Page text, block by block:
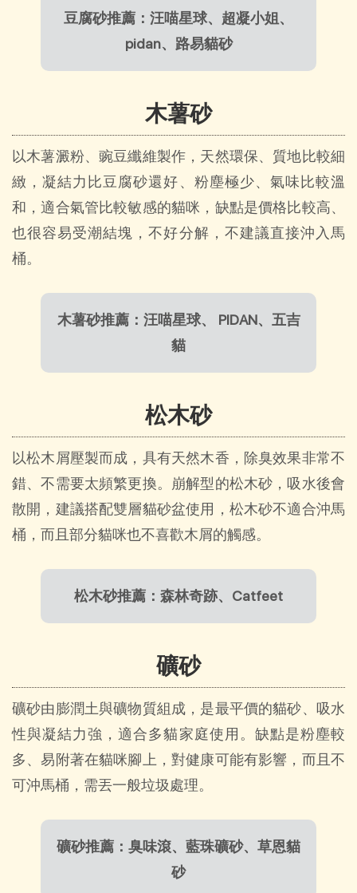
豆腐砂推薦：汪喵星球、超凝小姐、
pidan、路易貓砂
木薯砂
以木薯澱粉、豌豆纖維製作，天然環保、質地比較細
緻，凝結力比豆腐砂還好、粉塵極少、氣味比較溫
和，適合氣管比較敏感的貓咪，缺點是價格比較高、
也很容易受潮結塊，不好分解，不建議直接沖入馬
桶。
木薯砂推薦：汪喵星球、 PIDAN、五吉
貓
松木砂
以松木屑壓製而成，具有天然木香，除臭效果非常不
錯、不需要太頻繁更換。崩解型的松木砂，吸水後會
散開，建議搭配雙層貓砂盆使用，松木砂不適合沖馬
桶，而且部分貓咪也不喜歡木屑的觸感。
松木砂推薦：森林奇跡、Catfeet
礦砂
礦砂由膨潤土與礦物質組成，是最平價的貓砂、吸水
性與凝結力強，適合多貓家庭使用。缺點是粉塵較
多、易附著在貓咪腳上，對健康可能有影響，而且不
可沖馬桶，需丟一般垃圾處理。
礦砂推薦：臭味滾、藍珠礦砂、草恩貓
砂